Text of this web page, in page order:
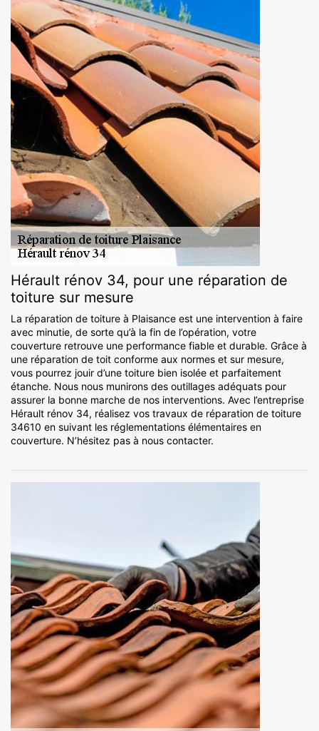
Hérault rénov 34, pour une réparation de
toiture sur mesure
La réparation de toiture à Plaisance est une intervention à faire
avec minutie, de sorte qu’à la fin de l’opération, votre
couverture retrouve une performance fiable et durable. Grâce à
une réparation de toit conforme aux normes et sur mesure,
vous pourrez jouir d’une toiture bien isolée et parfaitement
étanche. Nous nous munirons des outillages adéquats pour
assurer la bonne marche de nos interventions. Avec l’entreprise
Hérault rénov 34, réalisez vos travaux de réparation de toiture
34610 en suivant les réglementations élémentaires en
couverture. N’hésitez pas à nous contacter.